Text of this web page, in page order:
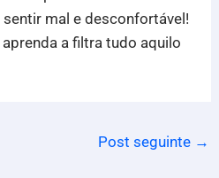
mal e desconfortável!
a filtra tudo aquilo
Post seguinte →